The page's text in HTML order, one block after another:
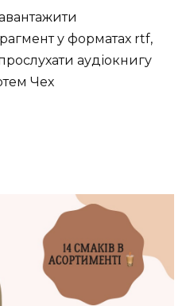
у форматах rtf,
аудіокнигу
Чех